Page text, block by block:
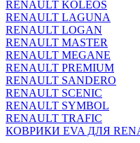
RENAULT KOLEOS
RENAULT LAGUNA
RENAULT LOGAN
RENAULT MASTER
RENAULT MEGANE
RENAULT PREMIUM
RENAULT SANDERO
RENAULT SCENIC
RENAULT SYMBOL
RENAULT TRAFIC
КОВРИКИ EVA ДЛЯ